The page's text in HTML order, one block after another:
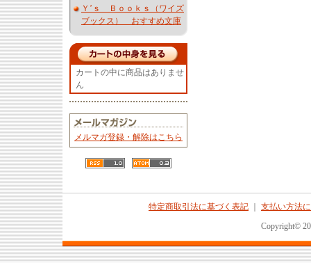
Ｙ’ｓ Ｂｏｏｋｓ（ワイズ
ブックス） おすすめ文庫
カートの中に商品はありませ
ん
メルマガ登録・解除はこちら
特定商取引法に基づく表記
支払い方法
Copyright©